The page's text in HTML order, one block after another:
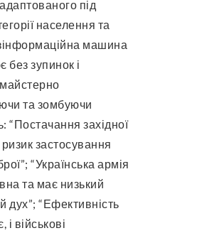
під
населення та
машина
зупинок і
та зомбуючи
“Постачання західної
застосування
“Українська армія
та має низький
дух”; “Ефективність
військові